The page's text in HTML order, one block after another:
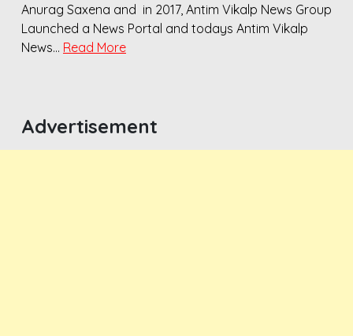
Anurag Saxena and in 2017, Antim Vikalp News Group
Launched a News Portal and todays Antim Vikalp
News… Read More
Advertisement